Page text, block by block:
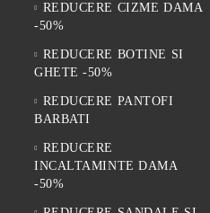
REDUCERE CIZME DAMA
-50%
REDUCERE BOTINE SI
GHETE -50%
REDUCERE PANTOFI
BARBATI
REDUCERE
INCALTAMINTE DAMA
-50%